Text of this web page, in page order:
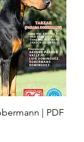
| PDF